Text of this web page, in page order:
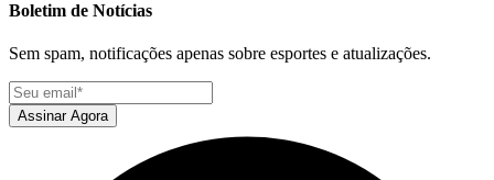
Boletim de Notícias
Sem spam, notificações apenas sobre esportes e atualizações.
Assinar Agora